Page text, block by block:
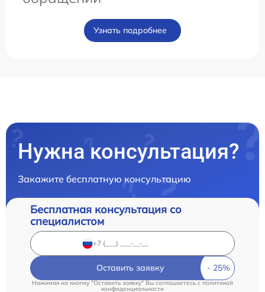
Узнать подробнее
Нужна консультация?
Закажите бесплатную консультацию
Бесплатная консультация со
специалистом
Оставить заявку
Нажимая на кнопку "Оставить заявку" Вы соглашаетесь cполитикой
конфиденциальности